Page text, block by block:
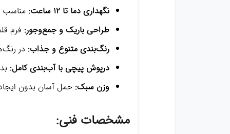
نگهداری دما تا 12 ساعت:
مناسب
طراحی باریک و جمع‌وجور: فرم
رنگ‌بندی متنوع و جذاب: در
درپوش پیچی با آب‌بندی کامل:
وزن سبک: حمل آسان بدون
مشخصات فنی: